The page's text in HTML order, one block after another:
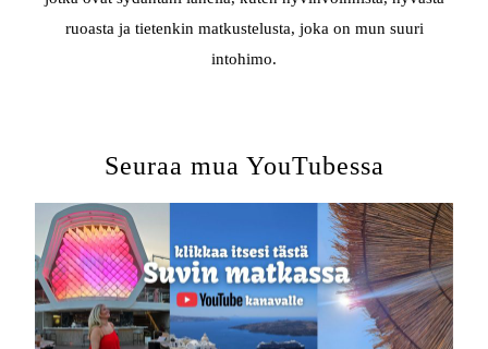
ruoasta ja tietenkin matkustelusta, joka on mun suuri
intohimo.
Seuraa mua YouTubessa